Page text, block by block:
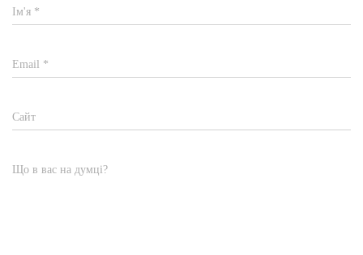
Ім'я *
Email *
Сайт
Що в вас на думці?